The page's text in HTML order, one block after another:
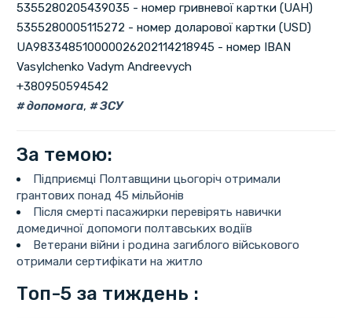
5355280205439035 - номер гривневої картки (UAH)
5355280005115272 - номер доларової картки (USD)
UA983348510000026202114218945 - номер IBAN
Vasylchenko Vadym Andreevych
+380950594542
допомога, ЗСУ
За темою:
Підприємці Полтавщини цьогоріч отримали
грантових понад 45 мільйонів
Після смерті пасажирки перевірять навички
домедичної допомоги полтавських водіїв
Ветерани війни і родина загиблого військового
отримали сертифікати на житло
Топ-5 за тиждень :